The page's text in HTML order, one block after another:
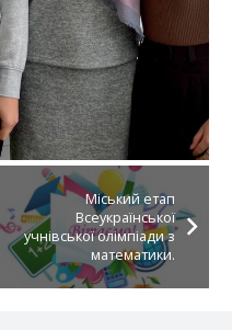
Міський етап
Всеукраїнської
учнівської олімпіади з
математики.